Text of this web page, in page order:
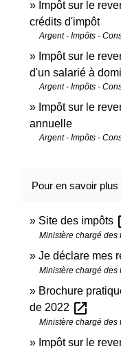
Impôt sur le
crédits d'impôt
Argent - Impôts -
Impôt sur le
d'un salarié à
Argent - Impôts -
Impôt sur le
annuelle
Argent - Impôts -
Pour en savoir plus
Site des impôts
Ministère chargé des
Je déclare mes
Ministère chargé des
Brochure
de 2022 open_in_new
Ministère chargé des
Impôt sur le